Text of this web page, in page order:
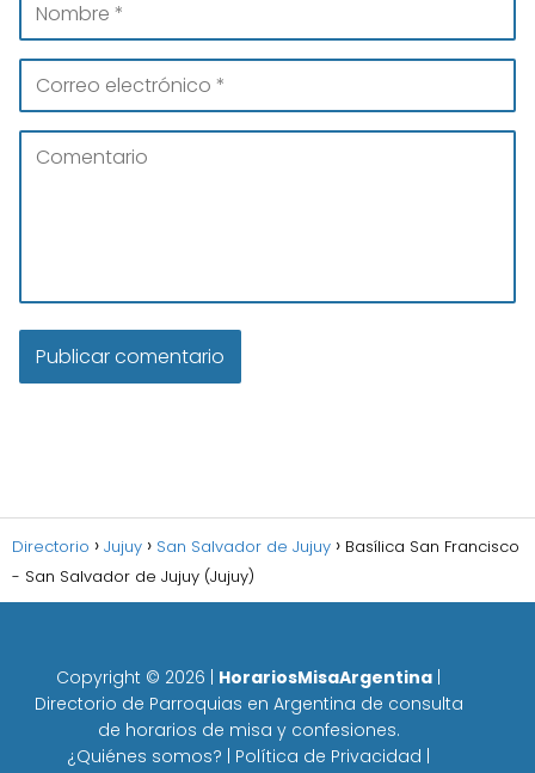
Directorio Jujuy San Salvador de Jujuy
Basílica San Francisco
- San Salvador de Jujuy (Jujuy)
Copyright © 2026 HorariosMisaArgentina
Directorio de Parroquias en Argentina de consulta
de horarios de misa y confesiones.
¿Quiénes somos?
Política de Privacidad